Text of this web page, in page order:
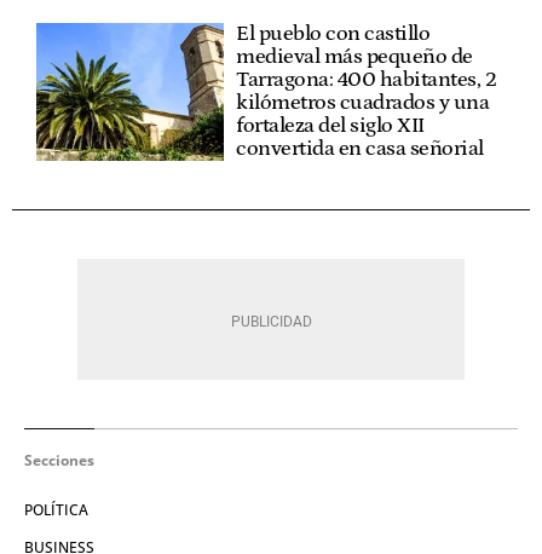
El pueblo con castillo
medieval más pequeño de
Tarragona: 400 habitantes, 2
kilómetros cuadrados y una
fortaleza del siglo XII
convertida en casa señorial
Secciones
POLÍTICA
BUSINESS